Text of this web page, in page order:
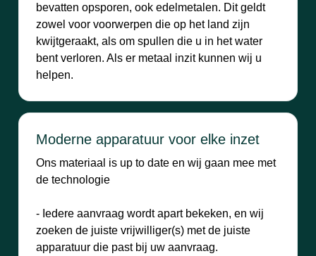
bevatten opsporen, ook edelmetalen. Dit geldt
zowel voor voorwerpen die op het land zijn
kwijtgeraakt, als om spullen die u in het water
bent verloren. Als er metaal inzit kunnen wij u
helpen.
Moderne apparatuur voor elke inzet
Ons materiaal is up to date en wij gaan mee met
de technologie
- Iedere aanvraag wordt apart bekeken, en wij
zoeken de juiste vrijwilliger(s) met de juiste
apparatuur die past bij uw aanvraag.